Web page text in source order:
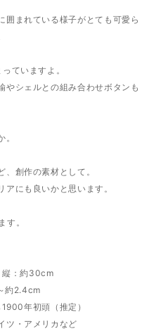
囲まれている様子がとても可愛ら
ていますよ。
やシェルとの組み合わせボタンも
創作の素材として。
アにも良いかと思います。
。
縦：約30cm
約2.4cm
年初頭（推定）
ツ・アメリカなど